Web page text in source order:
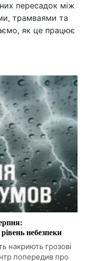
пересадок між
трамваями та
як це працює
небезпеки
накриють грозові
попередив про